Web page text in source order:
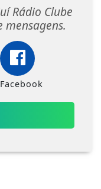
Rádio Clube
mensagens.
Facebook